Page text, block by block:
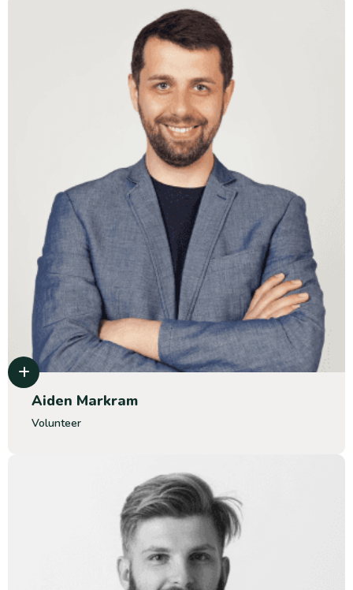
Aiden Markram
Volunteer